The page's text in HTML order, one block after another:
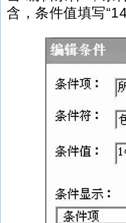
含，条件值填写